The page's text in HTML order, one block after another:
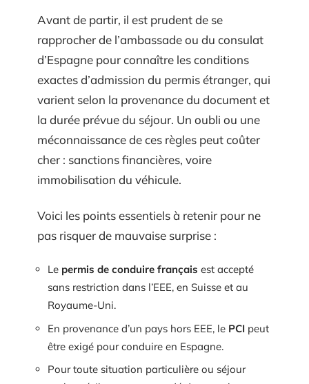
Avant de partir, il est prudent de se
rapprocher de l’ambassade ou du consulat
d’Espagne pour connaître les conditions
exactes d’admission du permis étranger, qui
varient selon la provenance du document et
la durée prévue du séjour. Un oubli ou une
méconnaissance de ces règles peut coûter
cher : sanctions financières, voire
immobilisation du véhicule.
Voici les points essentiels à retenir pour ne
pas risquer de mauvaise surprise :
Le permis de conduire français est accepté
sans restriction dans l’EEE, en Suisse et au
Royaume-Uni.
En provenance d’un pays hors EEE, le PCI peut
être exigé pour conduire en Espagne.
Pour toute situation particulière ou séjour